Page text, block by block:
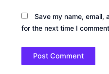
Save my name,
for the next time I